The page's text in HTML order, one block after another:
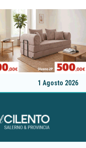
1 Agosto 2026